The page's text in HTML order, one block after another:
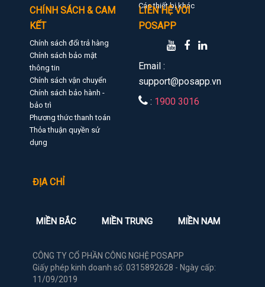
Các thiết bị khác
CHÍNH SÁCH & CAM
KẾT
Chính sách đổi trả hàng
Chính sách bảo mật
thông tin
Chính sách vận chuyển
Chính sách bảo hành -
bảo trì
Phương thức thanh toán
Thỏa thuận quyền sử
dụng
LIÊN HỆ VỚI
POSAPP
Email :
support@posapp.vn
: 1900 3016
ĐỊA CHỈ
MIỀN BẮC MIỀN TRUNG MIỀN NAM
CÔNG TY CỔ PHẦN CÔNG NGHỆ POSAPP
Giấy phép kinh doanh số: 0315892628 - Ngày cấp:
11/09/2019